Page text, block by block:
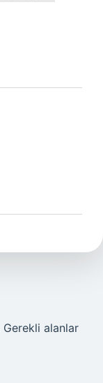
Gerekli alanlar